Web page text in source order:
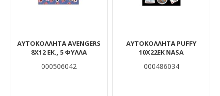
ΑΥΤΟΚΌΛΛΗΤΑ AVENGERS
8X12 ΕΚ., 5 ΦΎΛΛΑ
000506042
ΑΥΤΟΚΟΛΛΗΤΑ PUFFY
10X22EK NASA
000486034